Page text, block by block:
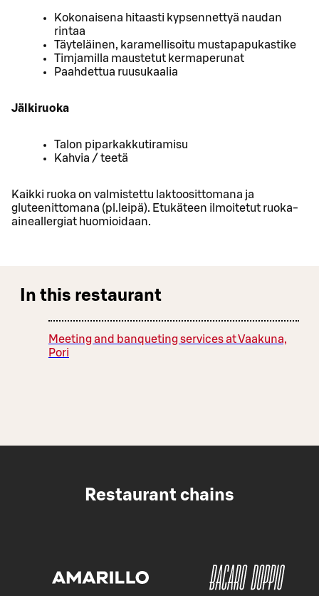
Kokonaisena hitaasti kypsennettyä naudan
rintaa
Täyteläinen, karamellisoitu mustapapukastike
Timjamilla maustetut kermaperunat
Paahdettua ruusukaalia
Jälkiruoka
Talon piparkakkutiramisu
Kahvia / teetä
Kaikki ruoka on valmistettu laktoosittomana ja
gluteenittomana (pl.leipä). Etukäteen ilmoitetut ruoka-
aineallergiat huomioidaan.
In this restaurant
Meeting and banqueting services at Vaakuna,
Pori
Restaurant chains